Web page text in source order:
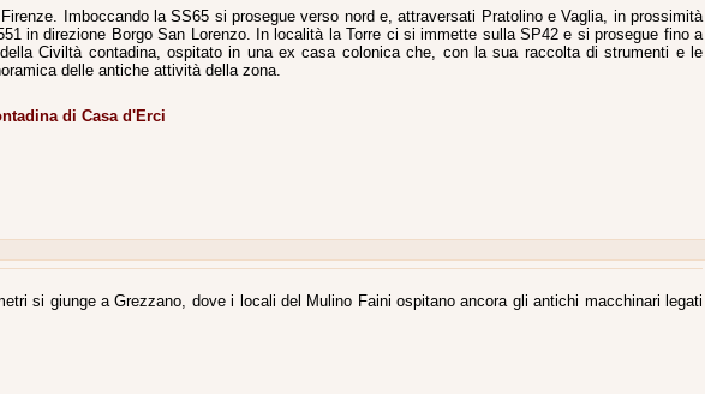
Imboccando la SS65 si prosegue verso nord e, attraversati Pratolino e Vaglia, in prossimità
in direzione Borgo San Lorenzo. In località la Torre ci si immette sulla SP42 e si prosegue fino a
Civiltà contadina, ospitato in una ex casa colonica che, con la sua raccolta di strumenti e le
delle antiche attività della zona.
di Casa d'Erci
si giunge a Grezzano, dove i locali del Mulino Faini ospitano ancora gli antichi macchinari legati